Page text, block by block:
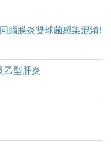
腦膜炎雙球菌感染混淆!
乙型肝炎